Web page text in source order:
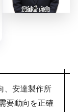
、安達製作所
要動向を正確